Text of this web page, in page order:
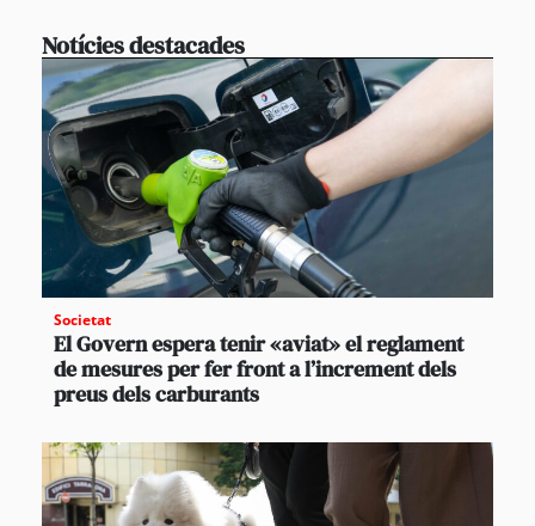
Notícies destacades
Societat
El Govern espera tenir «aviat» el reglament
de mesures per fer front a l’increment dels
preus dels carburants